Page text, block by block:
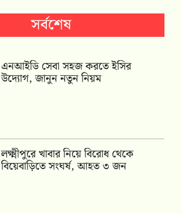
সর্বশেষ
এনআইডি সেবা সহজ করতে ইসির
উদ্যোগ, জানুন নতুন নিয়ম
লক্ষ্মীপুরে খাবার নিয়ে বিরোধ থেকে
বিয়েবাড়িতে সংঘর্ষ, আহত ৩ জন